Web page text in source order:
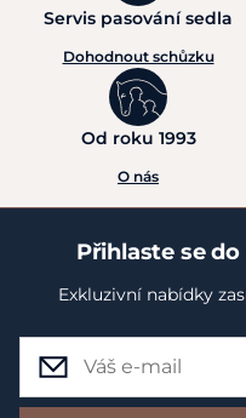
Servis pasování sedla
Dohodnout schůzku
Od roku 1993
O nás
Přihlaste se
Exkluzivní nabídky